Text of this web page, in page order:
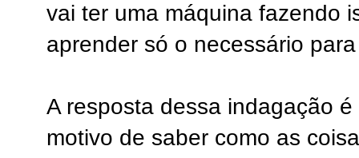
vai ter uma máquina fazendo
aprender só o necessário
A resposta dessa indagação
motivo de saber como as